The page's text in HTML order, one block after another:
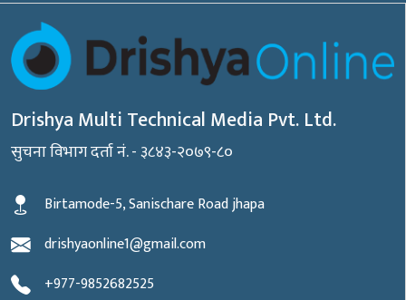
Drishya Multi Technical Media Pvt. Ltd.
सुचना विभाग दर्ता नं. - ३८४३-२०७९-८०
Birtamode-5, Sanischare Road jhapa
drishyaonline1@gmail.com
+977-9852682525